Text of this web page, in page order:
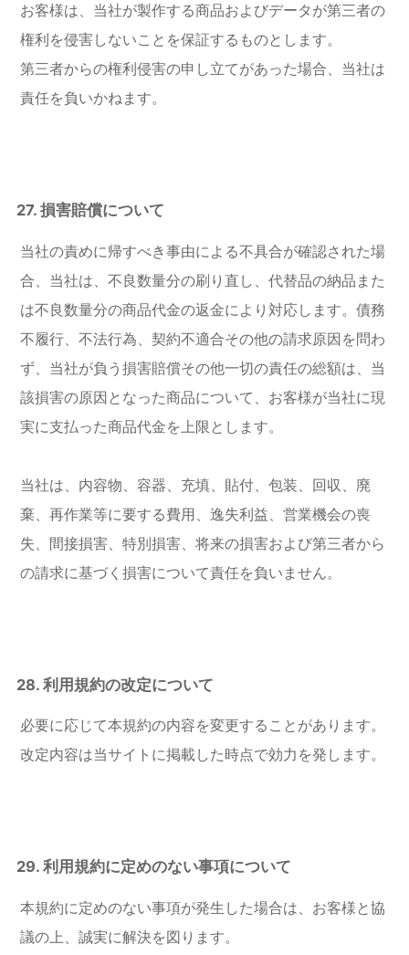
お客様は、当社が製作する商品およびデータが第三者の
権利を侵害しないことを保証するものとします。
第三者からの権利侵害の申し立てがあった場合、当社は
責任を負いかねます。
27. 損害賠償について
当社の責めに帰すべき事由による不具合が確認された場
合、当社は、不良数量分の刷り直し、代替品の納品また
は不良数量分の商品代金の返金により対応します。債務
不履行、不法行為、契約不適合その他の請求原因を問わ
ず、当社が負う損害賠償その他一切の責任の総額は、当
該損害の原因となった商品について、お客様が当社に現
実に支払った商品代金を上限とします。
当社は、内容物、容器、充填、貼付、包装、回収、廃
棄、再作業等に要する費用、逸失利益、営業機会の喪
失、間接損害、特別損害、将来の損害および第三者から
の請求に基づく損害について責任を負いません。
28. 利用規約の改定について
必要に応じて本規約の内容を変更することがあります。
改定内容は当サイトに掲載した時点で効力を発します。
29. 利用規約に定めのない事項について
本規約に定めのない事項が発生した場合は、お客様と協
議の上、誠実に解決を図ります。